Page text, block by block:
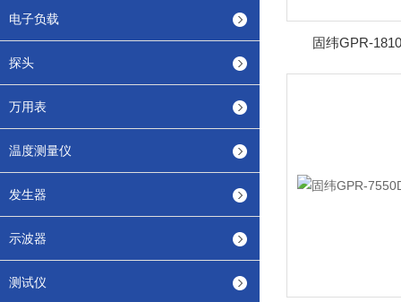
电子负载
探头
万用表
温度测量仪
发生器
示波器
测试仪
固纬GPR-